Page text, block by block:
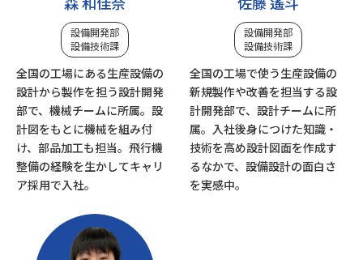
設備開発部
設備技術課
全国の工場にある生産設備の
設計から製作を担う設計開発
部で、機械チームに所属。設
計図をもとに機械を組み付
け、部品加工も担当。飛行機
整備の経験を生かしてキャリ
ア採用で入社。
設備開発部
設備技術課
全国の工場で使う生産設備の
新規製作や改善を担当する設
計開発部で、設計チームに所
属。入社後身につけた知識・
技術を高め設計図面を作成す
るなかで、設備設計の面白さ
を実感中。